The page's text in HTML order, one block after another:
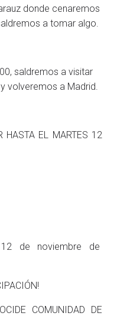
donde cenaremos
a tomar algo.
saldremos a visitar
volveremos a Madrid.
HASTA EL MARTES 12
12 de noviembre de
COMUNIDAD DE